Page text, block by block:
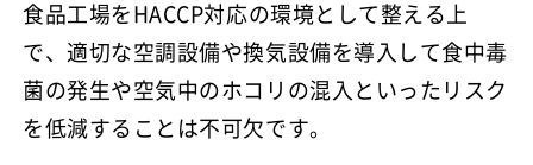
食品工場をHACCP対応の環境として整える上
で、適切な空調設備や換気設備を導入して食中毒
菌の発生や空気中のホコリの混入といったリスク
を低減することは不可欠です。